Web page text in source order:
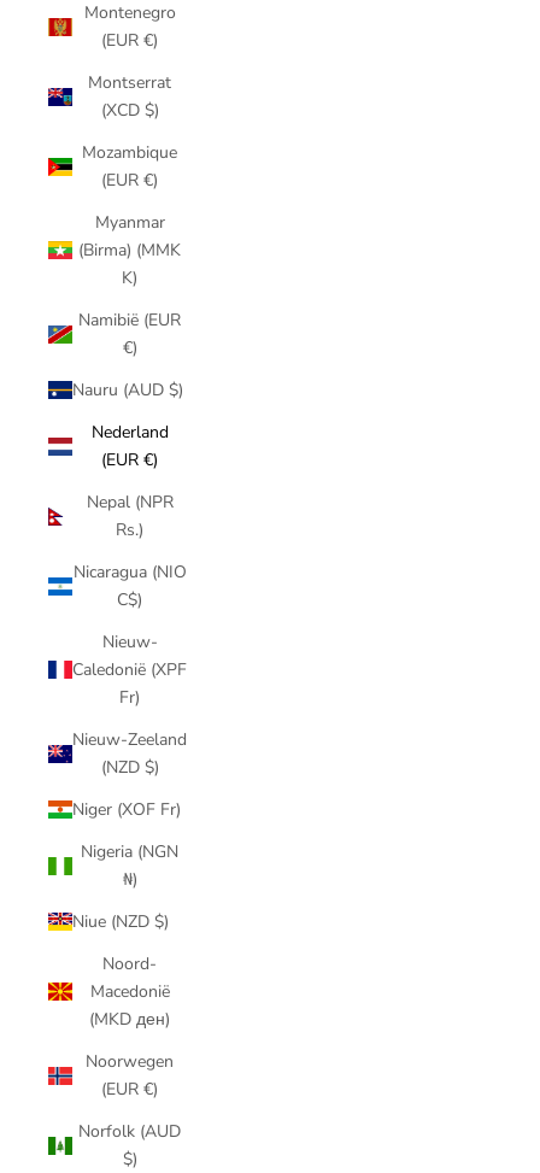
Montenegro
(EUR €)
Montserrat
(XCD $)
Mozambique
(EUR €)
Myanmar
(Birma) (MMK
K)
Namibië (EUR
€)
Nauru (AUD $)
Nederland
(EUR €)
Nepal (NPR
Rs.)
Nicaragua (NIO
C$)
Nieuw-
Caledonië (XPF
Fr)
Nieuw-Zeeland
(NZD $)
Niger (XOF Fr)
Nigeria (NGN
₦)
Niue (NZD $)
Noord-
Macedonië
(MKD ден)
Noorwegen
(EUR €)
Norfolk (AUD
$)